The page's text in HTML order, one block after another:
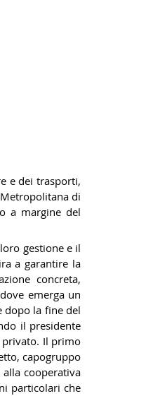
e dei trasporti,
di
a margine del
gestione e il
a garantire la
concreta,
emerga un
dopo la fine del
il presidente
Il primo
capogruppo
cooperativa
particolari che